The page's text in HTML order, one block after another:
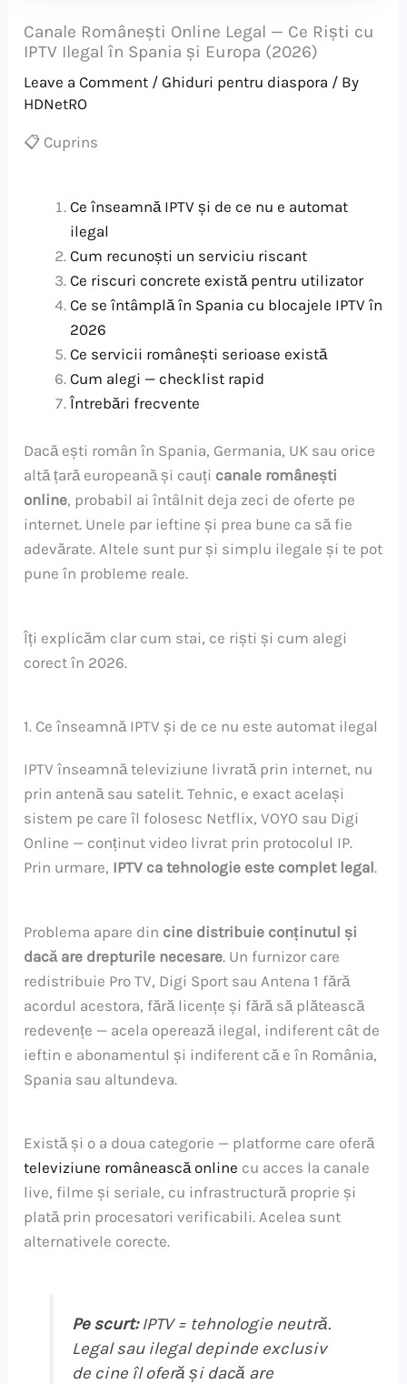
Canale Românești Online Legal — Ce Riști cu
IPTV Ilegal în Spania și Europa (2026)
Leave a Comment /Ghiduri pentru diaspora / By
HDNetRO
📋 Cuprins
Ce înseamnă IPTV și de ce nu e automat
ilegal
Cum recunoști un serviciu riscant
Ce riscuri concrete există pentru utilizator
Ce se întâmplă în Spania cu blocajele IPTV în
2026
Ce servicii românești serioase există
Cum alegi — checklist rapid
Întrebări frecvente
Dacă ești român în Spania, Germania, UK sau orice
altă țară europeană și cauți canale românești
online, probabil ai întâlnit deja zeci de oferte pe
internet. Unele par ieftine și prea bune ca să fie
adevărate. Altele sunt pur și simplu ilegale și te pot
pune în probleme reale.
Îți explicăm clar cum stai, ce riști și cum alegi
corect în 2026.
1. Ce înseamnă IPTV și de ce nu este automat ilegal
IPTV înseamnă televiziune livrată prin internet, nu
prin antenă sau satelit. Tehnic, e exact același
sistem pe care îl folosesc Netflix, VOYO sau Digi
Online — conținut video livrat prin protocolul IP.
Prin urmare, IPTV ca tehnologie este complet legal.
Problema apare din cine distribuie conținutul și
dacă are drepturile necesare. Un furnizor care
redistribuie Pro TV, Digi Sport sau Antena 1 fără
acordul acestora, fără licențe și fără să plătească
redevențe — acela operează ilegal, indiferent cât de
ieftin e abonamentul și indiferent că e în România,
Spania sau altundeva.
Există și o a doua categorie — platforme care oferă
televiziune românească online cu acces la canale
live, filme și seriale, cu infrastructură proprie și
plată prin procesatori verificabili. Acelea sunt
alternativele corecte.
Pe scurt:IPTV = tehnologie neutră.
Legal sau ilegal depinde exclusiv
de cine îl oferă și dacă are